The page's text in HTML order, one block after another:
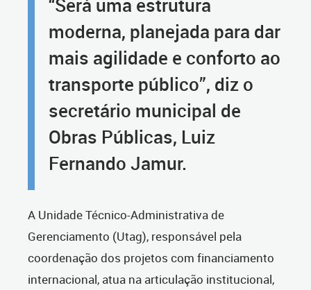
“Será uma estrutura
moderna, planejada para dar
mais agilidade e conforto ao
transporte público”, diz o
secretário municipal de
Obras Públicas, Luiz
Fernando Jamur.
A Unidade Técnico-Administrativa de
Gerenciamento (Utag), responsável pela
coordenação dos projetos com financiamento
internacional, atua na articulação institucional,